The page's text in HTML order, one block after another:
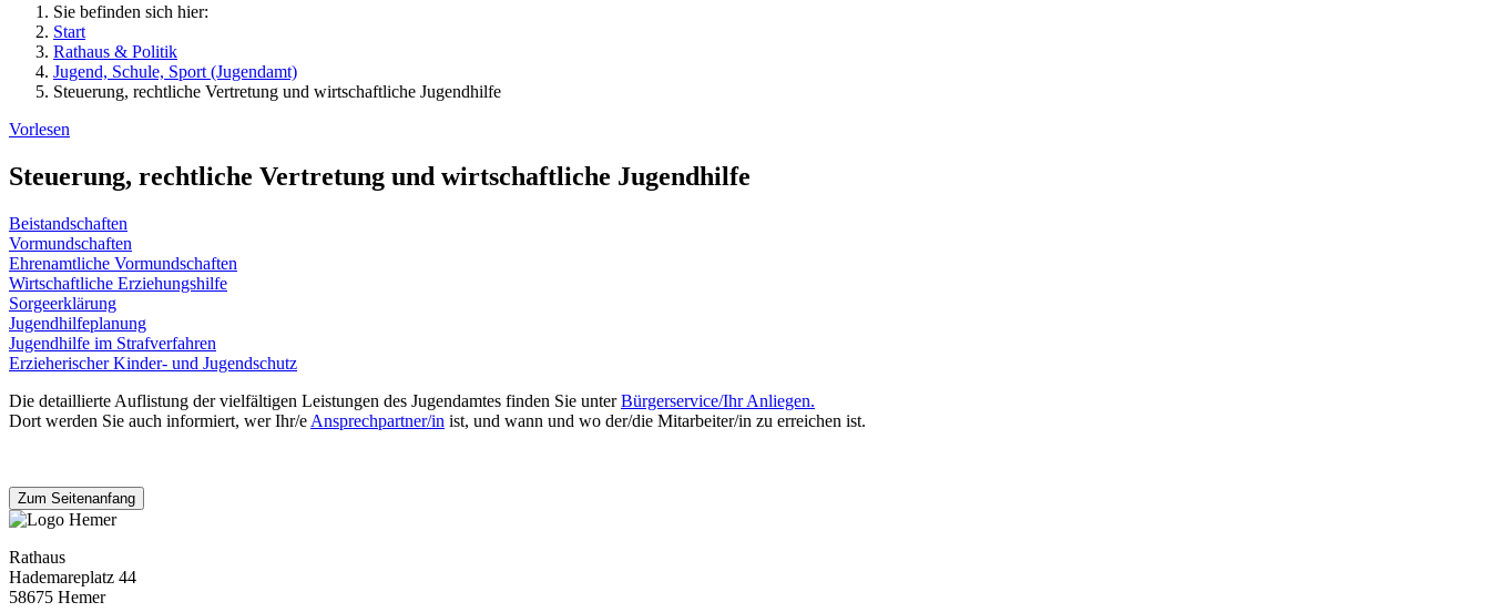
Sie befinden sich hier:
Start
Rathaus & Politik
Jugend, Schule, Sport (Jugendamt)
Steuerung, rechtliche Vertretung und wirtschaftliche Jugendhilfe
Vorlesen
Steuerung, rechtliche Vertretung und wirtschaftliche Jugendhilfe
Beistandschaften
Vormundschaften
Ehrenamtliche Vormundschaften
Wirtschaftliche Erziehungshilfe
Sorgeerklärung
Jugendhilfeplanung
Jugendhilfe im Strafverfahren
Erzieherischer Kinder- und Jugendschutz
Die detaillierte Auflistung der vielfältigen Leistungen des Jugendamtes finden Sie unterBürgerservice/Ihr Anliegen.
Dort werden Sie auch informiert, wer Ihr/e Ansprechpartner/in ist, und wann und wo der/die Mitarbeiter/in zu erreichen ist.
Zum Seitenanfang
Rathaus
Hademareplatz 44
58675 Hemer